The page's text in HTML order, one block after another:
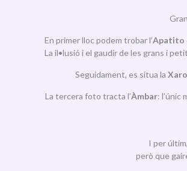
En primer lloc podem trobar l’Apatito
La il•lusió i el gaudir de les grans i
Seguidament, es situa la
La tercera foto tracta l’Àmbar: l’únic
I per
però que